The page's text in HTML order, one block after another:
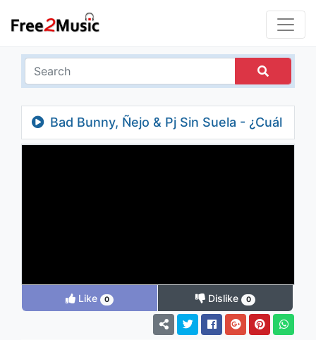
Bad Bunny, Ñejo & Pj Sin Suela - ¿Cuál
es tu plan? (feat. DJ Nelson)
Like 0 Dislike 0